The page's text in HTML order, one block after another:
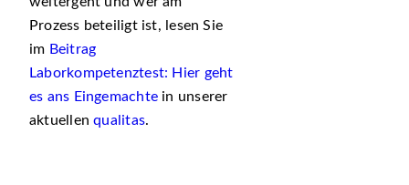
Prozess beteiligt ist, lesen Sie
im Beitrag
Laborkompetenztest: Hier geht
es ans Eingemachtein unserer
aktuellenqualitas.